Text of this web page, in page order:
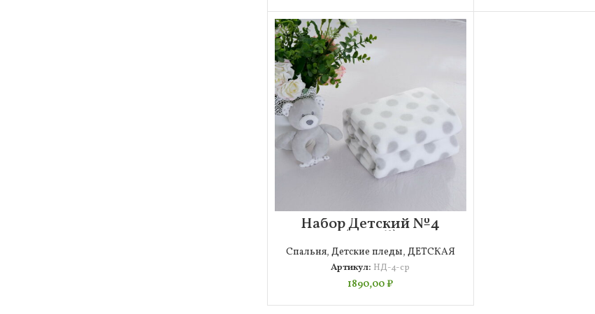
Набор Детский №4
(серый)
Спальня, Детские пледы, ДЕТСКАЯ
Артикул: НД-4-ср
1890,00₽